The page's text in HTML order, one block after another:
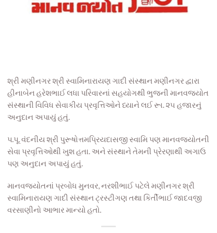
શ્રી મણીનગર શ્રી સ્વામિનારાયણ ગાદી સંસ્થાન મણીનગર દ્વારા
હીનાબેન હરેશભાઈ લધા પરિવારનાં સહયોગથી ભુજની માનવજ્યોત
સંસ્થાની વિવિધ સેવાકીય પ્રવૃત્તિઓને ધ્યાને લઈ રૂા. ૨૫ હજારનું
અનુદાન અપાયું હતું.
પ.પૂ.વંદનીય શ્રી પુરૂષોત્તમપ્રિયદાસજી સ્વામિ પણ માનવજ્યોતની
સેવા પ્રવૃત્તિઓથી ખુશ હતા. અને સંસ્થાને તેમની પ્રેરણાથી અગાઉ
પણ અનુદાન અપાયું હતું.
માનવજ્યોતનાં પ્રબોધ મુનવર, નરશીભાઈ પટેલે મણીનગર શ્રી
સ્વામિનારાયણ ગાદી સંસ્થાન ટ્રસ્ટીગણ તથા કિર્તીભાઈ જાદવજી
વરસાણીનો આભાર માન્યો હતો.